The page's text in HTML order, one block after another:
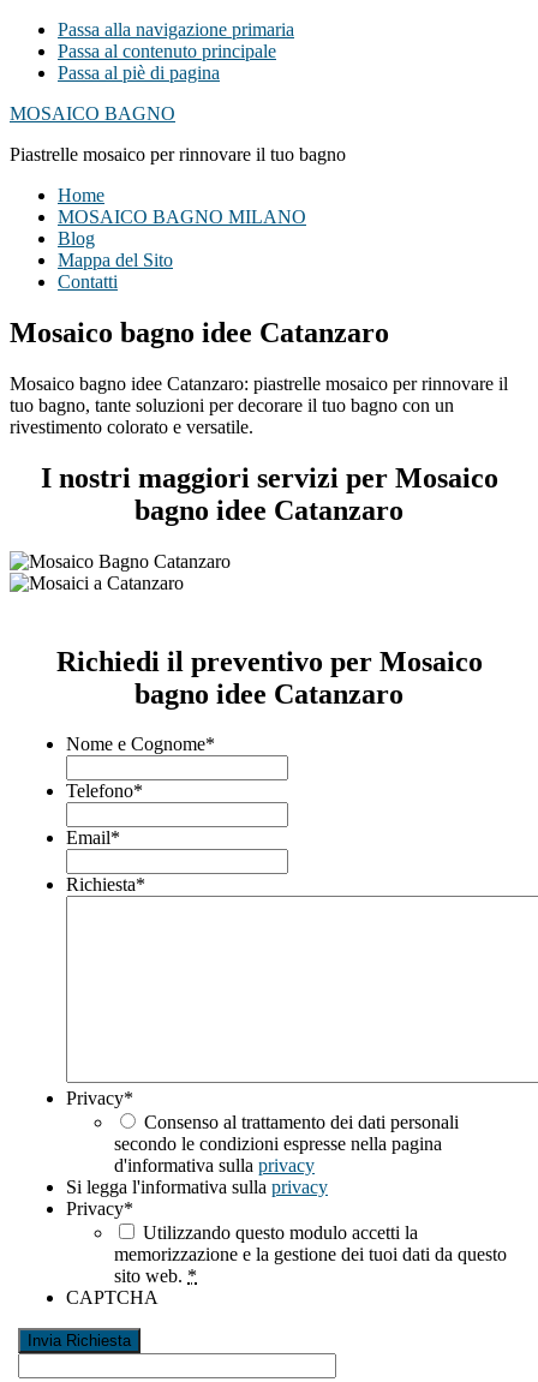
Passa alla navigazione primaria
Passa al contenuto principale
Passa al piè di pagina
MOSAICO BAGNO
Piastrelle mosaico per rinnovare il tuo bagno
Home
MOSAICO BAGNO MILANO
Blog
Mappa del Sito
Contatti
Mosaico bagno idee Catanzaro
Mosaico bagno idee Catanzaro: piastrelle mosaico per rinnovare il
tuo bagno, tante soluzioni per decorare il tuo bagno con un
rivestimento colorato e versatile.
I nostri maggiori servizi per Mosaico
bagno idee Catanzaro
Richiedi il preventivo per Mosaico
bagno idee Catanzaro
Nome e Cognome*
Telefono*
Email*
Richiesta*
Privacy*
Consenso al trattamento dei dati personali
secondo le condizioni espresse nella pagina
d'informativa sulla privacy
Si legga l'informativa sulla privacy
Privacy*
Utilizzando questo modulo accetti la
memorizzazione e la gestione dei tuoi dati da questo
sito web. *
CAPTCHA